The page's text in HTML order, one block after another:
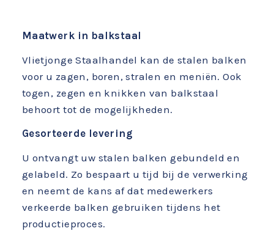
Maatwerk in balkstaal
Vlietjonge Staalhandel kan de stalen balken
voor u zagen, boren, stralen en meniën. Ook
togen, zegen en knikken van balkstaal
behoort tot de mogelijkheden.
Gesorteerde levering
U ontvangt uw stalen balken gebundeld en
gelabeld. Zo bespaart u tijd bij de verwerking
en neemt de kans af dat medewerkers
verkeerde balken gebruiken tijdens het
productieproces.